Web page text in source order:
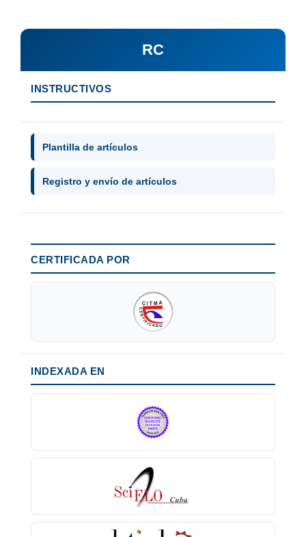
RC
INSTRUCTIVOS
Plantilla de artículos
Registro y envío de artículos
CERTIFICADA POR
INDEXADA EN